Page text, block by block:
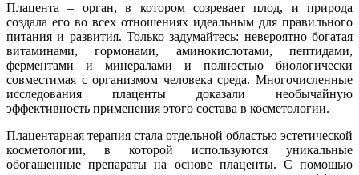
Плацента – орган, в котором созревает плод, и природа
создала его во всех отношениях идеальным для правильного
питания и развития. Только задумайтесь: невероятно богатая
витаминами, гормонами, аминокислотами, пептидами,
ферментами и минералами и полностью биологически
совместимая с организмом человека среда. Многочисленные
исследования плаценты доказали необычайную
эффективность применения этого состава в косметологии.
Плацентарная терапия стала отдельной областью эстетической
косметологии, в которой используются уникальные
обогащенные препараты на основе плаценты. С помощью